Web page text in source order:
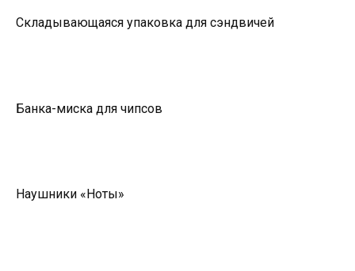
Складывающаяся упаковка для сэндвичей
Банка-миска для чипсов
Наушники «Ноты»